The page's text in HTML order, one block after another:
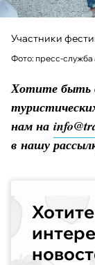
Участники
Фото: пресс-служба
Хотите быть
нам на
в нашу